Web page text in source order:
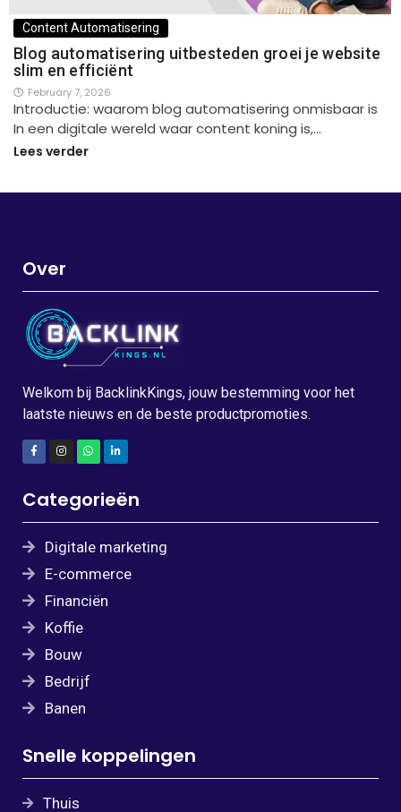
Content Automatisering
Blog automatisering uitbesteden groei je website
slim en efficiënt
February 7, 2026
Introductie: waarom blog automatisering onmisbaar is
In een digitale wereld waar content koning is,…
Lees verder
Over
Welkom bij BacklinkKings, jouw bestemming voor het
laatste nieuws en de beste productpromoties.
Categorieën
Digitale marketing
E-commerce
Financiën
Koffie
Bouw
Bedrijf
Banen
Snelle koppelingen
Thuis